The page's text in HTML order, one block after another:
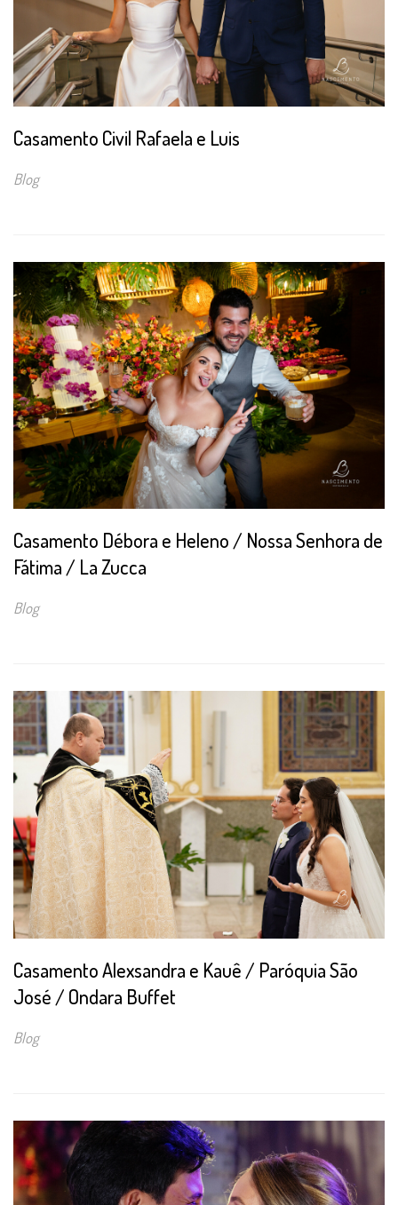
Casamento Civil Rafaela e Luis
Blog
Casamento Débora e Heleno / Nossa Senhora de
Fátima / La Zucca
Blog
Casamento Alexsandra e Kauê / Paróquia São
José / Ondara Buffet
Blog